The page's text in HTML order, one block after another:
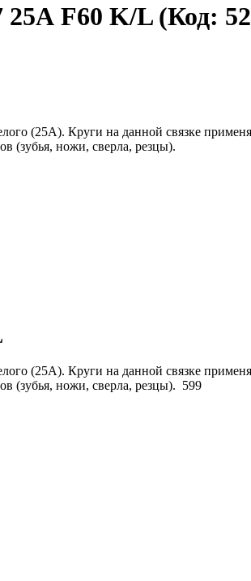
25А F60 K/L (Код:
(25А). Круги на данной связке
(зубья, ножи, сверла, резцы).
(25А). Круги на данной связке
(зубья, ножи, сверла, резцы). 599